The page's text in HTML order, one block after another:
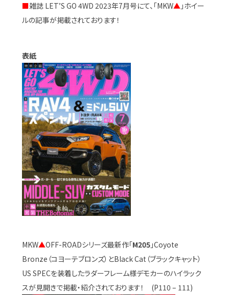
■雑誌 LET’S GO 4WD 2023年7月号にて、「MKW▲」ホイー
ルの記事が掲載されております！
表紙
MKW▲OFF-ROADシリーズ最新作「M205」Coyote
Bronze（コヨーテブロンズ）とBlack Cat（ブラックキャット）
US SPECを装着したラダーフレーム様デモカーのハイラック
スが見開きで掲載・紹介されております！ (P110 – 111)